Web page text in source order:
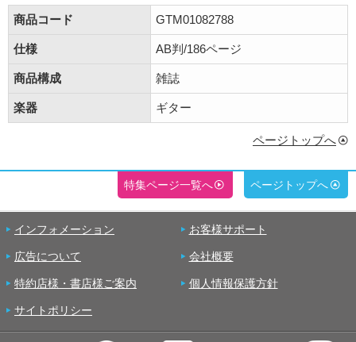
商品コード
GTM01082788
仕様 AB判/186ページ
商品構成 雑誌
楽器 ギター
ページトップへ
特集ページ一覧へ ページトップへ
インフォメーション お客様サポート
広告について 会社概要
特約店様・書店様ご案内 個人情報保護方針
サイトポリシー